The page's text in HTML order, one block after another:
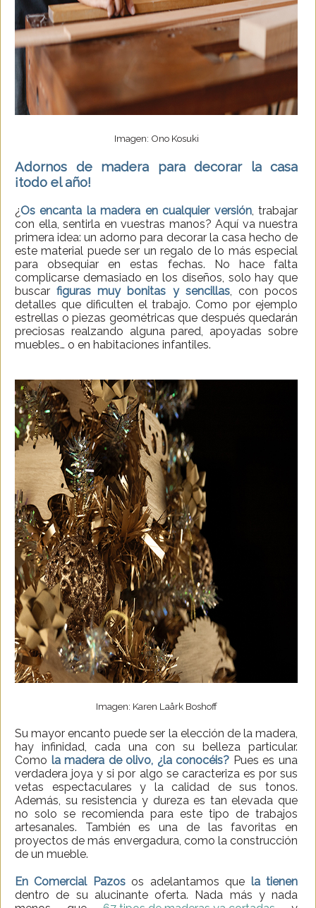
Imagen: Ono Kosuki
Adornos de madera para decorar la casa
¡todo el año!
¿Os encanta la madera en cualquier versión, trabajar
con ella, sentirla en vuestras manos? Aquí va nuestra
primera idea: un adorno para decorar la casa hecho de
este material puede ser un regalo de lo más especial
para obsequiar en estas fechas. No hace falta
complicarse demasiado en los diseños, solo hay que
buscarfiguras muy bonitas y sencillas, con pocos
detalles que dificulten el trabajo. Como por ejemplo
estrellas o piezas geométricas que después quedarán
preciosas realzando alguna pared, apoyadas sobre
muebles… o en habitaciones infantiles.
Imagen: Karen Laårk Boshoff
Su mayor encanto puede ser la elección de la madera,
hay infinidad, cada una con su belleza particular.
Como la madera de olivo, ¿la conocéis? Pues es una
verdadera joya y si por algo se caracteriza es por sus
vetas espectaculares y la calidad de sus tonos.
Además, su resistencia y dureza es tan elevada que
no solo se recomienda para este tipo de trabajos
artesanales. También es una de las favoritas en
proyectos de más envergadura, como la construcción
de un mueble.
En Comercial Pazosos adelantamos que la tienen
dentro de su alucinante oferta. Nada más y nada